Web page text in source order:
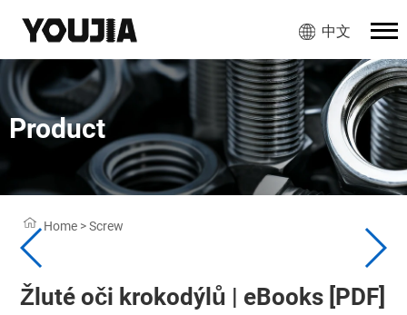
中文
Product
Home >Screw
Žluté oči krokodýlů | eBooks [PDF]